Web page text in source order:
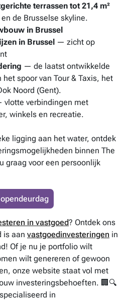
terrassen tot 21,4 m²
de Brusselse skyline.
in Brussel
in Brussel — zicht op
— de laatst ontwikkelde
spoor van Tour & Taxis, het
Noord (Gent).
vlotte verbindingen met
winkels en recreatie.
ligging aan het water, ontdek
binnen The
graag voor een persoonlijk
in vastgoed? Ontdek ons
is aan vastgoedinvesteringen in
Of je nu je portfolio wilt
wilt genereren of gewoon
onze website staat vol met
investeringsbehoeften. 🏢🔍
in